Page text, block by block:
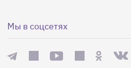
Мы в соцсетях